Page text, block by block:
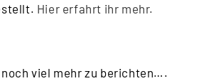
Hier erfahrt ihr mehr.
noch viel mehr zu berichten….